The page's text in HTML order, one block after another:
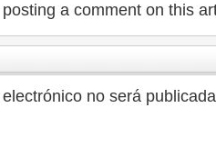
a comment on this
no será